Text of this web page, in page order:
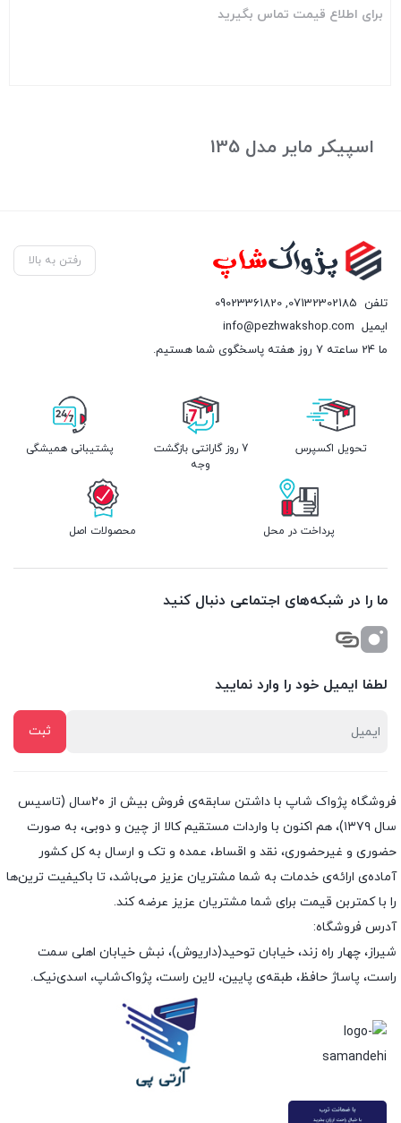
برای اطلاع قیمت تماس بگیرید
اسپیکر مایر مدل 135
رفتن به بالا
تلفن 07132302185
,
09023361820
ایمیل info@pezhwakshop.com
ما 24 ساعته 7 روز هفته پاسخگوی شما هستیم.
تحویل اکسپرس
7 روز گارانتی بازگشت
وجه
پشتیبانی همیشگی
پرداخت در محل محصولات اصل
ما را در شبکه‌های اجتماعی دنبال کنید
لطفا ایمیل خود را وارد نمایید
فروشگاه پژواک شاپ با داشتن سابقه‌ی فروش بیش از ۲۰سال (تاسیس
سال ۱۳۷۹)، هم اکنون با واردات مستقیم کالا از چین و دوبی، به صورت
حضوری و غیرحضوری، نقد و اقساط، عمده و تک و ارسال به کل کشور
آماده‌ی ارائه‌ی خدمات به شما مشتریان عزیز می‌باشد، تا باکیفیت ترین‌ها
را با کمتربن قیمت برای شما مشتریان عزیز عرضه کند.
آدرس فروشگاه:
شیراز، چهار راه زند، خیابان توحید(داریوش)، نبش خیابان اهلی سمت
راست، پاساژ حافظ، طبقه‌ی پایین، لاین راست، پژواک‌شاپ، اسدی‌نیک.